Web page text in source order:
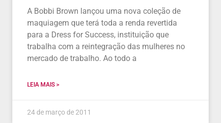
A Bobbi Brown lançou uma nova coleção de
maquiagem que terá toda a renda revertida
para a Dress for Success, instituição que
trabalha com a reintegração das mulheres no
mercado de trabalho. Ao todo a
LEIA MAIS >
24 de março de 2011